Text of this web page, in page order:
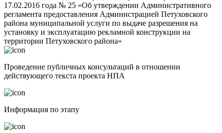
17.02.2016 года № 25 «Об утверждении Административного
регламента предоставления Администрацией Петуховского
района муниципальной услуги по выдаче разрешения на
установку и эксплуатацию рекламной конструкции на
территории Петуховского района»
Проведение публичных консультаций в отношении
действующего текста проекта НПА
Информация по этапу